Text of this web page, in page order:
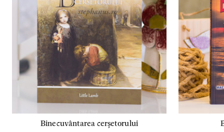
Binecuvântarea cerșetorului